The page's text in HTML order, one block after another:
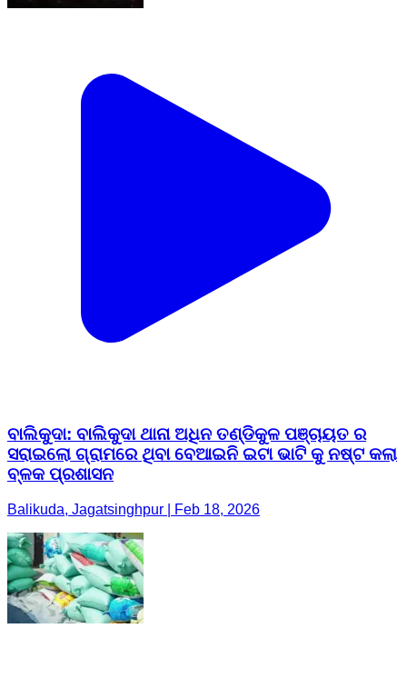
ବାଲିକୁଦା: ବାଲିକୁଦା ଥାନା ଅଧିନ ତଣ୍ଡିକୁଳ ପଞ୍ଚାୟତ ର
ସରାଇଲୋ ଗ୍ରାମରେ ଥିବା ବେଆଇନି ଇଟା ଭାଟି କୁ ନଷ୍ଟ କଲା
ବ୍ଳକ ପ୍ରଶାସନ
Balikuda, Jagatsinghpur | Feb 18, 2026